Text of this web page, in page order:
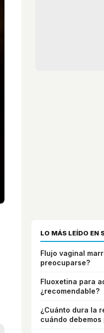
LO MÁS LEÍDO EN
Flujo vaginal
preocuparse?
Fluoxetina para
¿recomendable?
¿Cuánto dura la
cuándo